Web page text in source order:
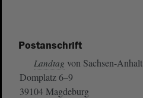
Postanschrift
Landtag von Sachsen-Anhalt
Domplatz 6–9
39104 Magdeburg